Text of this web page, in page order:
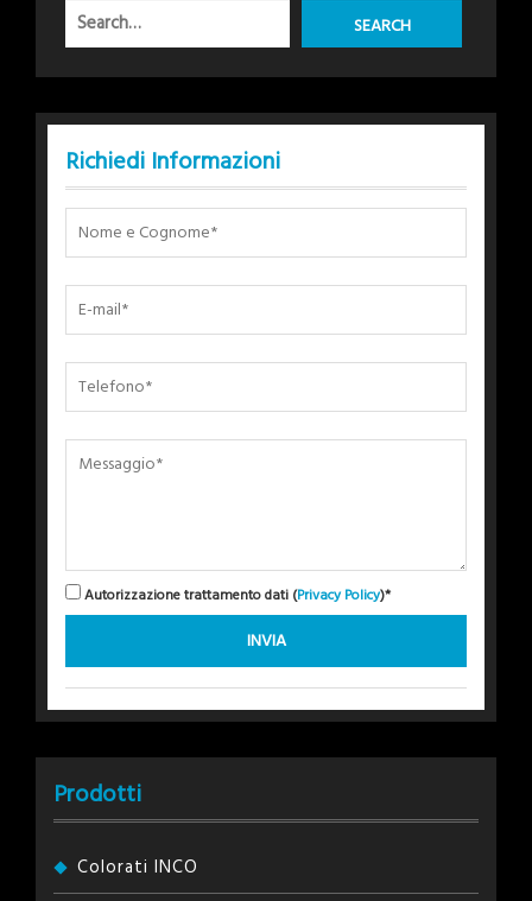
Richiedi Informazioni
Autorizzazione trattamento dati (Privacy Policy)*
Prodotti
Colorati INCO